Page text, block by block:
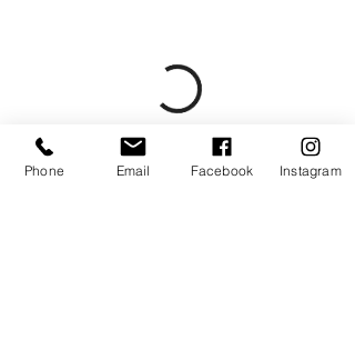
Phone Email Facebook Instagram